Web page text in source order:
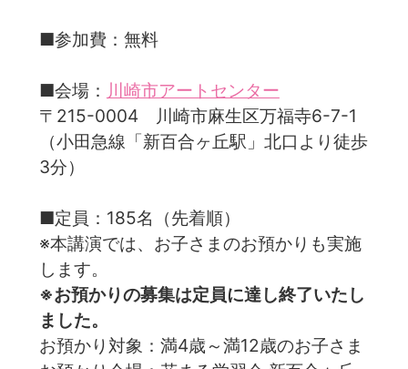
■参加費：無料
■会場： 川崎市アートセンター
〒215-0004 川崎市麻生区万福寺6-7-1
（小田急線「新百合ヶ丘駅」北口より徒歩
3分）
■定員：185名（先着順）
※本講演では、お子さまのお預かりも実施
します。
※お預かりの募集は定員に達し終了いたし
ました。
お預かり対象：満4歳～満12歳のお子さま